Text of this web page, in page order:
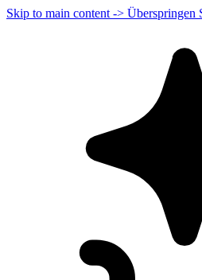
Skip to main content -> Überspringen